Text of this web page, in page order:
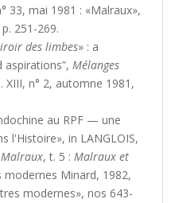
33, mai 1981 : «Malraux»,
251-269.
des limbes» : a
Mélanges
XIII, n° 2, automne 1981,
au RPF — une
l'Histoire», in LANGLOIS,
, t. 5 : Malraux et
modernes Minard, 1982,
modernes», nos 643-